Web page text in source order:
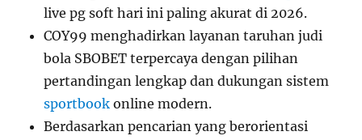
live pg soft hari ini paling akurat di 2026.
COY99 menghadirkan layanan taruhan judi
bola SBOBET terpercaya dengan pilihan
pertandingan lengkap dan dukungan sistem
sportbook online modern.
Berdasarkan pencarian yang berorientasi